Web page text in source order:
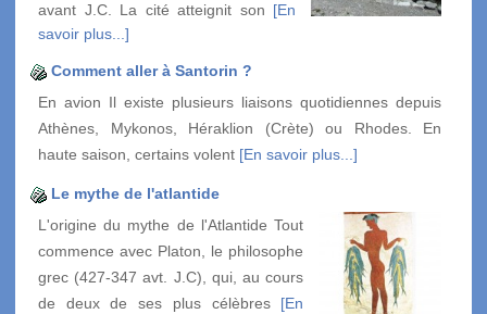
avant J.C. La cité atteignit son [En
savoir plus...]
Comment aller à Santorin ?
En avion Il existe plusieurs liaisons quotidiennes depuis
Athènes, Mykonos, Héraklion (Crète) ou Rhodes. En
haute saison, certains volent [En savoir plus...]
Le mythe de l'atlantide
L'origine du mythe de l'Atlantide Tout
commence avec Platon, le philosophe
grec (427-347 avt. J.C), qui, au cours
de deux de ses plus célèbres [En